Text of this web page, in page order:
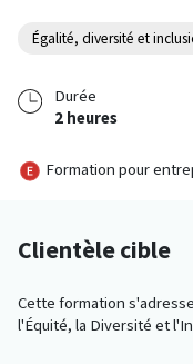
Égalité, diversité et
Durée
2 heures
Formation pour
Clientèle cible
Cette formation
l'Équité, la Diversité et